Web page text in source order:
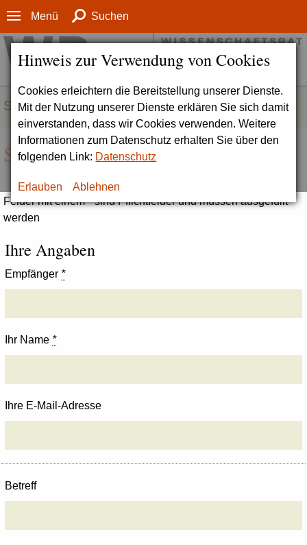
Hinweis zur Verwendung von Cookies
Cookies erleichtern die Bereitstellung unserer Dienste.
Mit der Nutzung unserer Dienste erklären Sie sich damit
einverstanden, dass wir Cookies verwenden. Weitere
Informationen zum Datenschutz erhalten Sie über den
folgenden Link: Datenschutz
Erlauben Ablehnen
Menü Suchen
SERVICE
Seite empfehlen
Felder mit einem * sind Pflichtfelder und müssen ausgefüllt
werden
Ihre Angaben
Empfänger *
Ihr Name *
Ihre E-Mail-Adresse
Betreff